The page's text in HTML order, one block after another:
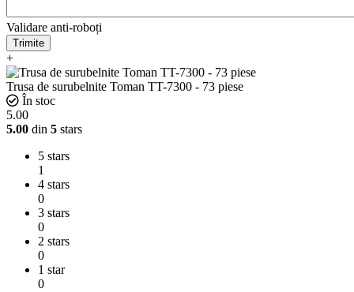
Validare anti-roboți
Trimite
+
Trusa de surubelnite Toman TT-7300 - 73 piese
În stoc
5.00
5.00 din 5 stars
5 stars
1
4 stars
0
3 stars
0
2 stars
0
1 star
0